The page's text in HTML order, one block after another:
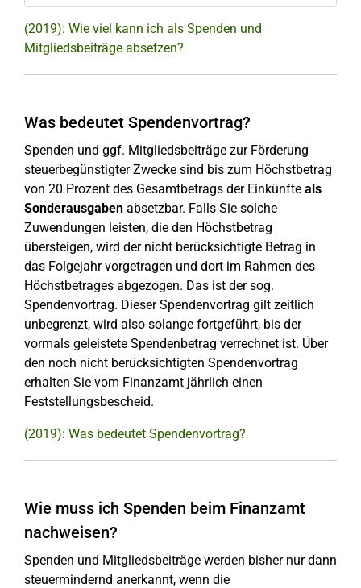
(2019): Wie viel kann ich als Spenden und
Mitgliedsbeiträge absetzen?
Was bedeutet Spendenvortrag?
Spenden und ggf. Mitgliedsbeiträge zur Förderung
steuerbegünstigter Zwecke sind bis zum Höchstbetrag
von 20 Prozent des Gesamtbetrags der Einkünfte als
Sonderausgaben absetzbar. Falls Sie solche
Zuwendungen leisten, die den Höchstbetrag
übersteigen, wird der nicht berücksichtigte Betrag in
das Folgejahr vorgetragen und dort im Rahmen des
Höchstbetrages abgezogen. Das ist der sog.
Spendenvortrag. Dieser Spendenvortrag gilt zeitlich
unbegrenzt, wird also solange fortgeführt, bis der
vormals geleistete Spendenbetrag verrechnet ist. Über
den noch nicht berücksichtigten Spendenvortrag
erhalten Sie vom Finanzamt jährlich einen
Feststellungsbescheid.
(2019): Was bedeutet Spendenvortrag?
Wie muss ich Spenden beim Finanzamt
nachweisen?
Spenden und Mitgliedsbeiträge werden bisher nur dann
steuermindernd anerkannt, wenn die